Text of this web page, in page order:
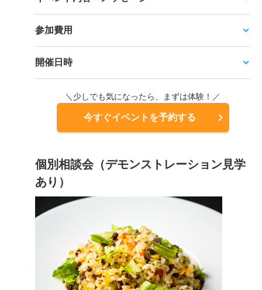
参加費用
開催日時
＼少しでも気になったら、まずは体験！／
今すぐイベントを予約する
個別相談会（デモンストレーション見学
あり）